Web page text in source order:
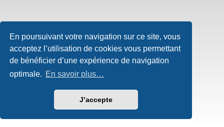
En poursuivant votre navigation sur ce site, vous
acceptez l’utilisation de cookies vous permettant
de bénéficier d’une expérience de navigation
optimale. En savoir plus…
J’accepte